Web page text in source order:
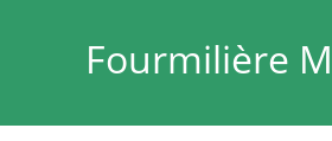
Fourmilière